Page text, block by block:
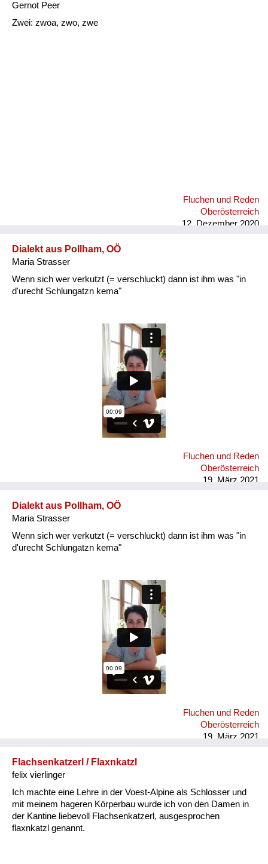
Gernot Peer
Zwei: zwoa, zwo, zwe
Fluchen und Reden
Oberösterreich
12. Dezember 2020
Dialekt aus Pollham, OÖ
Maria Strasser
Wenn sich wer verkutzt (= verschluckt) dann ist ihm was "in
d'urecht Schlungatzn kema"
Fluchen und Reden
Oberösterreich
19. März 2021
Dialekt aus Pollham, OÖ
Maria Strasser
Wenn sich wer verkutzt (= verschluckt) dann ist ihm was "in
d'urecht Schlungatzn kema"
Fluchen und Reden
Oberösterreich
19. März 2021
Flachsenkatzerl / Flaxnkatzl
felix vierlinger
Ich machte eine Lehre in der Voest-Alpine als Schlosser und
mit meinem hageren Körperbau wurde ich von den Damen in
der Kantine liebevoll Flachsenkatzerl, ausgesprochen
flaxnkatzl genannt.